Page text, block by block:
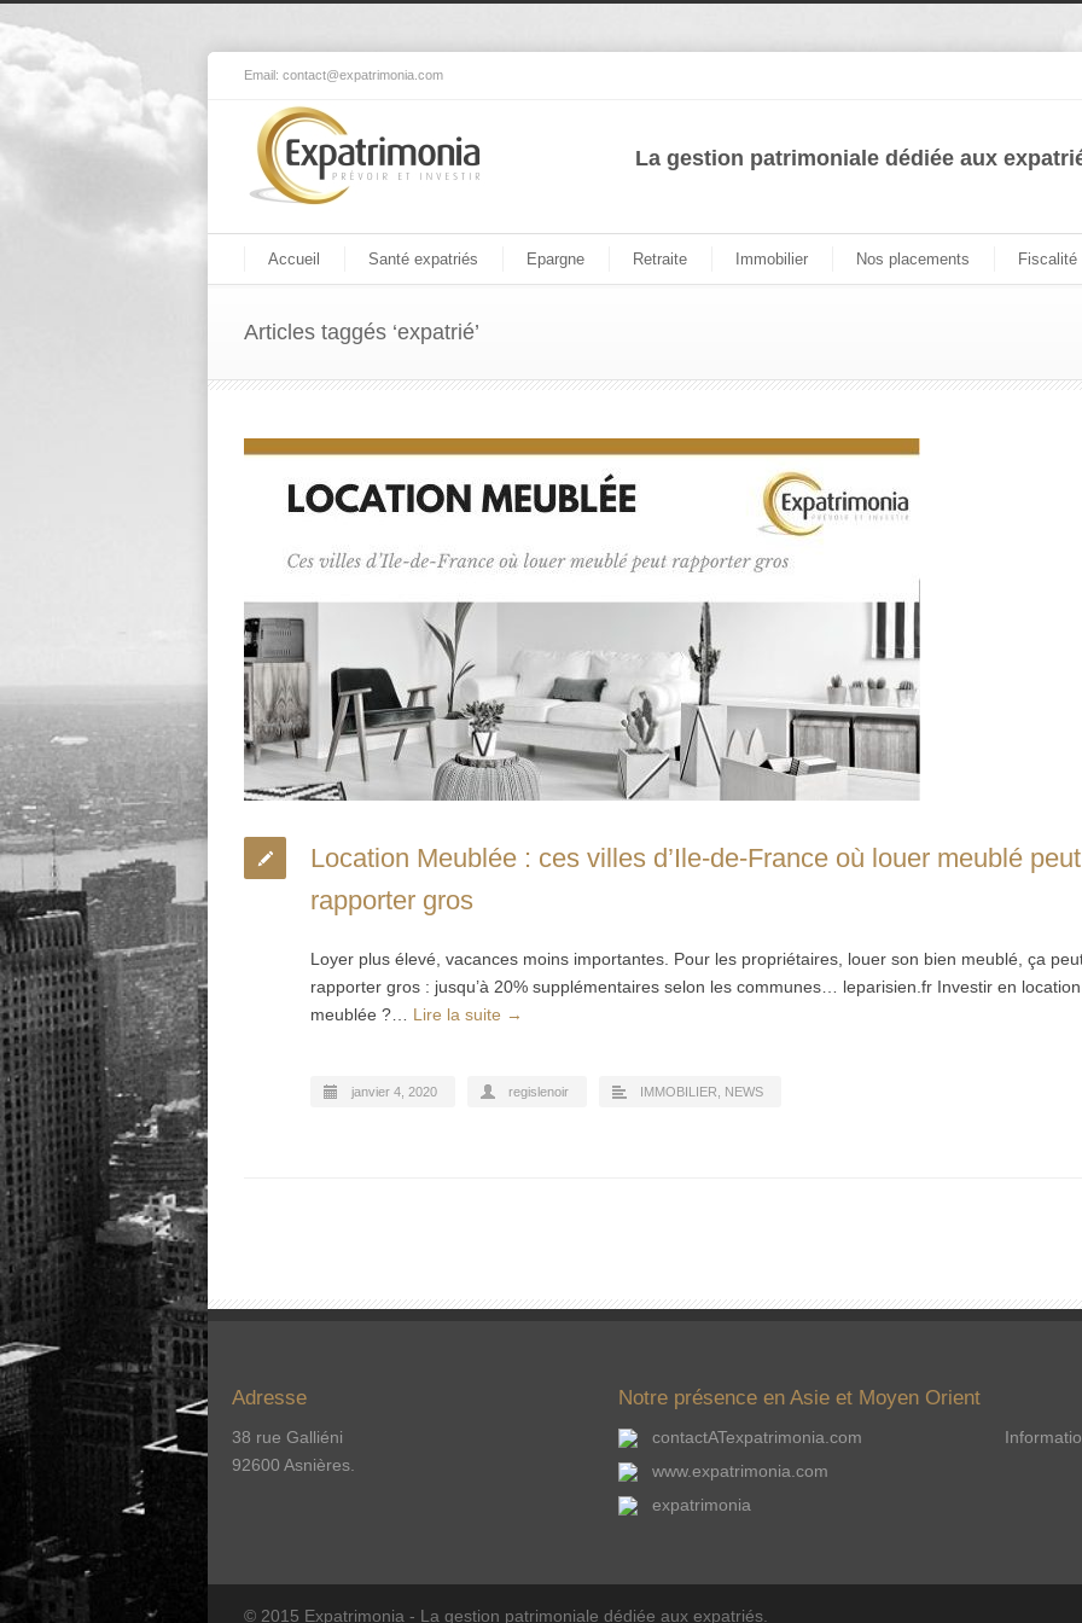
Email: contact@expatrimonia.com
La gestion patrimoniale dédiée aux
Accueil Santé expatriés Epargne Retraite Immobilier Nos placements Fiscalité
Articles taggés ‘expatrié’
Location Meublée : ces villes d’Ile-de-France où louer meublé peut
rapporter gros
Loyer plus élevé, vacances moins importantes. Pour les propriétaires, louer son bien meublé, ça
rapporter gros : jusqu’à 20% supplémentaires selon les communes… leparisien.fr Investir en location
meublée ?… Lire la suite →
janvier 4, 2020 regislenoir IMMOBILIER NEWS
Adresse
38 rue Galliéni
92600 Asnières.
Notre présence en Asie et Moyen Orient
contactATexpatrimonia.com
www.expatrimonia.com
expatrimonia
© 2015 Expatrimonia - La gestion patrimoniale dédiée aux expatriés.